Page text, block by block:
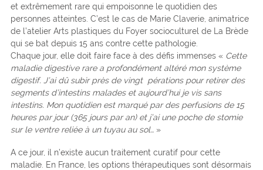
et extrêmement rare qui empoisonne le quotidien des
personnes atteintes. C’est le cas de Marie Claverie, animatrice
de l’atelier Arts plastiques du Foyer socioculturel de La Brède
qui se bat depuis 15 ans contre cette pathologie.
Chaque jour, elle doit faire face à des défis immenses « Cette
maladie digestive rare a profondément altéré mon système
digestif. J’ai dû subir près de vingt pérations pour retirer des
segments d’intestins malades et aujourd’hui je vis sans
intestins. Mon quotidien est marqué par des perfusions de 15
heures par jour (365 jours par an) et j’ai une poche de stomie
sur le ventre reliée à un tuyau au sol…»
A ce jour, il n’existe aucun traitement curatif pour cette
maladie. En France, les options thérapeutiques sont désormais